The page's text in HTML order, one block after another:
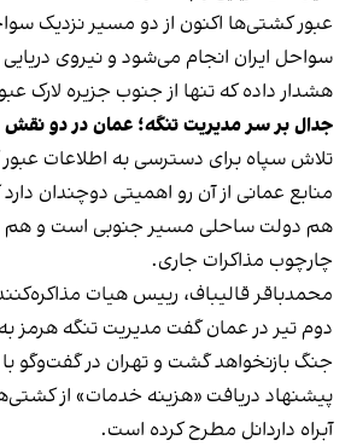
عبور کشتی‌ها اکنون از دو مسیر نزدیک
سواحل ایران انجام می‌شود و نیروی دریایی
هشدار داده که تنها از جنوب جزیره لارک
جدال بر سر مدیریت تنگه؛ عمان در دو نقش
تلاش سپاه برای دسترسی به اطلاعات
منابع عمانی از آن رو اهمیتی دوچندان
هم دولت ساحلی مسیر جنوبی است و هم
چارچوب مذاکرات جاری.
محمدباقر قالیباف، رییس هیات
دوم تیر در عمان گفت مدیریت تنگه
جنگ بازنخواهد گشت و تهران در گفت‌وگو
پیشنهاد دریافت «هزینه خدمات» از کشتی‌ها
آبراه داردانل مطرح کرده است.